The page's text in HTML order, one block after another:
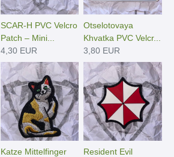
SCAR-H PVC Velcro
Patch – Mini...
4,30 EUR
Otselotovaya
Khvatka PVC Velcr...
3,80 EUR
Katze Mittelfinger
Resident Evil